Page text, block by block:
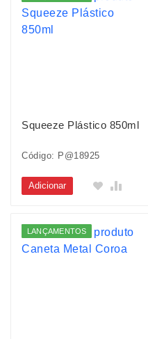
Squeeze Plástico 850ml
Código: P@18925
Adicionar
LANÇAMENTOS